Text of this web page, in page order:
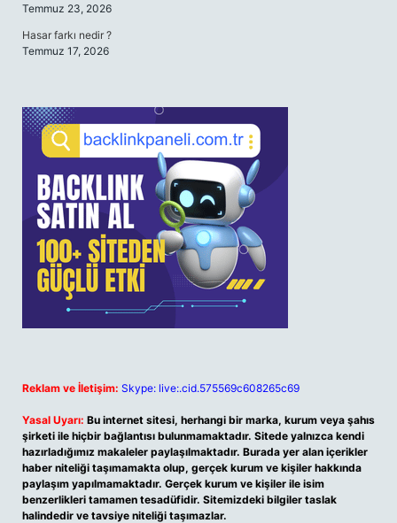
Temmuz 23, 2026
Hasar farkı nedir ?
Temmuz 17, 2026
Reklam ve İletişim: Skype: live:.cid.575569c608265c69
Yasal Uyarı: Bu internet sitesi, herhangi bir marka, kurum veya şahıs
şirketi ile hiçbir bağlantısı bulunmamaktadır. Sitede yalnızca kendi
hazırladığımız makaleler paylaşılmaktadır. Burada yer alan içerikler
haber niteliği taşımamakta olup, gerçek kurum ve kişiler hakkında
paylaşım yapılmamaktadır. Gerçek kurum ve kişiler ile isim
benzerlikleri tamamen tesadüfidir. Sitemizdeki bilgiler taslak
halindedir ve tavsiye niteliği taşımazlar.